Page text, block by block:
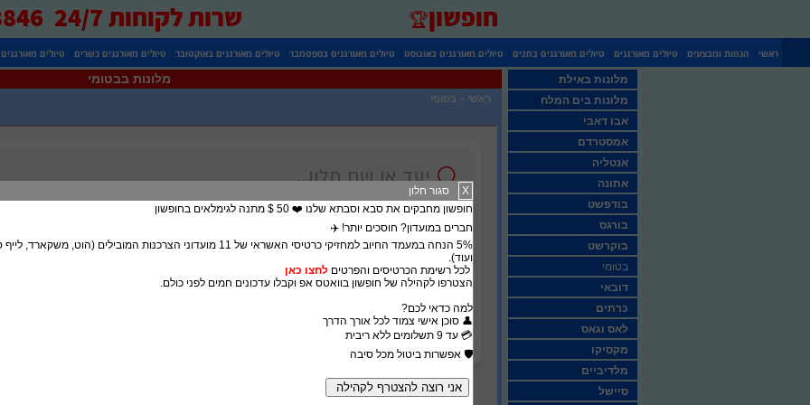
חופשון🏆 שרות לקוחות 24/7 0525738846
ראשי הנחות ומבצעים טיולים מאורגנים טיולים מאורגנים בחגים טיולים מאורגנים באוגוסט טיולים מאורגנים בספטמבר טיולים מאורגנים באוקטובר טיולים מאורגנים כשרים טיולים
מלונות בבטומי
ראשי > בטומי
מלונות באילת
מלונות בים המלח
אבו דאבי
אמסטרדם
אנטליה
אתונה
בודפשט
בורגס
בוקרשט
בטומי
דובאי
כרתים
לאס וגאס
מקסיקו
מלדיביים
סיישל
X
סגור חלון
חופשון מחבקים את סבא וסבתא שלנו ❤️ 50 $ מתנה לגימלאים בחופשון
חברים במועדון? חוסכים יותר! ✈️
5% הנחה במעמד החיוב למחזיקי כרטיסי האשראי של 11 מועדוני הצרכנות המובילים (הוט,
ועוד).
לכל רשימת הכרטיסים והפרטים לחצו כאן
הצטרפו לקהילה של חופשון בוואטס אפ וקבלו עדכונים חמים לפני כולם.
​למה כדאי לכם?
​👤 סוכן אישי צמוד לכל אורך הדרך
​💳 עד 9 תשלומים ללא ריבית
​🛡️ אפשרות ביטול מכל סיבה